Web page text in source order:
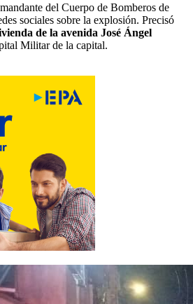
del Cuerpo de Bomberos de
sociales sobre la explosión. Precisó
de la avenida José Ángel
Militar de la capital.